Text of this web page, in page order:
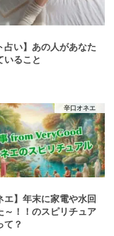
占い】あの人があなた
いること
辛口オネエ
エ】年末に家電や水回
～！！のスピリチュア
て？